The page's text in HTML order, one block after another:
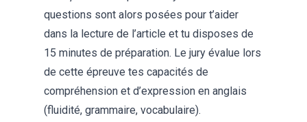
questions sont alors posées pour t’aider
dans la lecture de l’article et tu disposes de
15 minutes de préparation. Le jury évalue lors
de cette épreuve tes capacités de
compréhension et d’expression en anglais
(fluidité, grammaire, vocabulaire).